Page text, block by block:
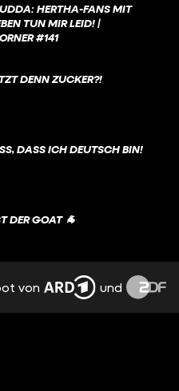
HERTHA-FANS MIT
TUN MIR LEID! | H
#141
DENN ZUCKER?!
DASS ICH DEUTSCH BIN!
DER GOAT 🐐
TOGO: ICH WILL NICHT
| HENKE'S CORNER #140
von und